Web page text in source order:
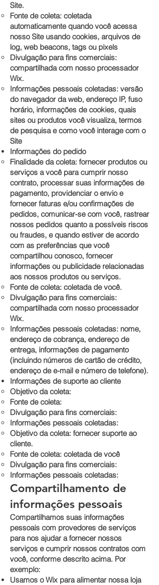
Site.
Fonte de coleta: coletada
automaticamente quando você acessa
nosso Site usando cookies, arquivos de
log, web beacons, tags ou pixels
Divulgação para fins comerciais:
compartilhada com nosso processador
Wix.
Informações pessoais coletadas: versão
do navegador da web, endereço IP, fuso
horário, informações de cookies, quais
sites ou produtos você visualiza, termos
de pesquisa e como você interage com o
Site
Informações do pedido
Finalidade da coleta: fornecer produtos ou
serviços a você para cumprir nosso
contrato, processar suas informações de
pagamento, providenciar o envio e
fornecer faturas e/ou confirmações de
pedidos, comunicar-se com você, rastrear
nossos pedidos quanto a possíveis riscos
ou fraudes, e quando estiver de acordo
com as preferências que você
compartilhou conosco, fornecer
informações ou publicidade relacionadas
aos nossos produtos ou serviços.
Fonte de coleta: coletada de você.
Divulgação para fins comerciais:
compartilhada com nosso processador
Wix.
Informações pessoais coletadas: nome,
endereço de cobrança, endereço de
entrega, informações de pagamento
(incluindo números de cartão de crédito,
endereço de e-mail e número de telefone).
Informações de suporte ao cliente
Objetivo da coleta:
Fonte de coleta:
Divulgação para fins comerciais:
Informações pessoais coletadas:
Objetivo da coleta: fornecer suporte ao
cliente.
Fonte de coleta: coletada de você
Divulgação para fins comerciais:
Informações pessoais coletadas:
Compartilhamento de
informações pessoais
Compartilhamos suas informações
pessoais com provedores de serviços
para nos ajudar a fornecer nossos
serviços e cumprir nossos contratos com
você, conforme descrito acima. Por
exemplo:
Usamos o Wix para alimentar nossa loja